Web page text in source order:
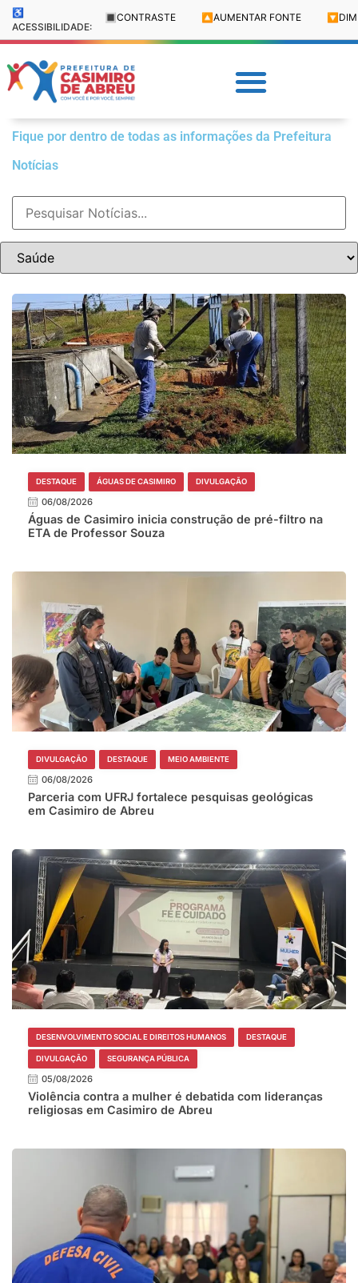
♿
ACESSIBILIDADE:
🔳 CONTRASTE 🔼 AUMENTAR FONTE 🔽
Fique por dentro de todas as informações da Prefeitura
Notícias
DESTAQUE ÁGUAS DE CASIMIRO DIVULGAÇÃO
06/08/2026
Águas de Casimiro inicia construção de pré-filtro na
ETA de Professor Souza
DIVULGAÇÃO DESTAQUE MEIO AMBIENTE
06/08/2026
Parceria com UFRJ fortalece pesquisas geológicas
em Casimiro de Abreu
DESENVOLVIMENTO SOCIAL E DIREITOS HUMANOS DESTAQUE
DIVULGAÇÃO SEGURANÇA PÚBLICA
05/08/2026
Violência contra a mulher é debatida com lideranças
religiosas em Casimiro de Abreu